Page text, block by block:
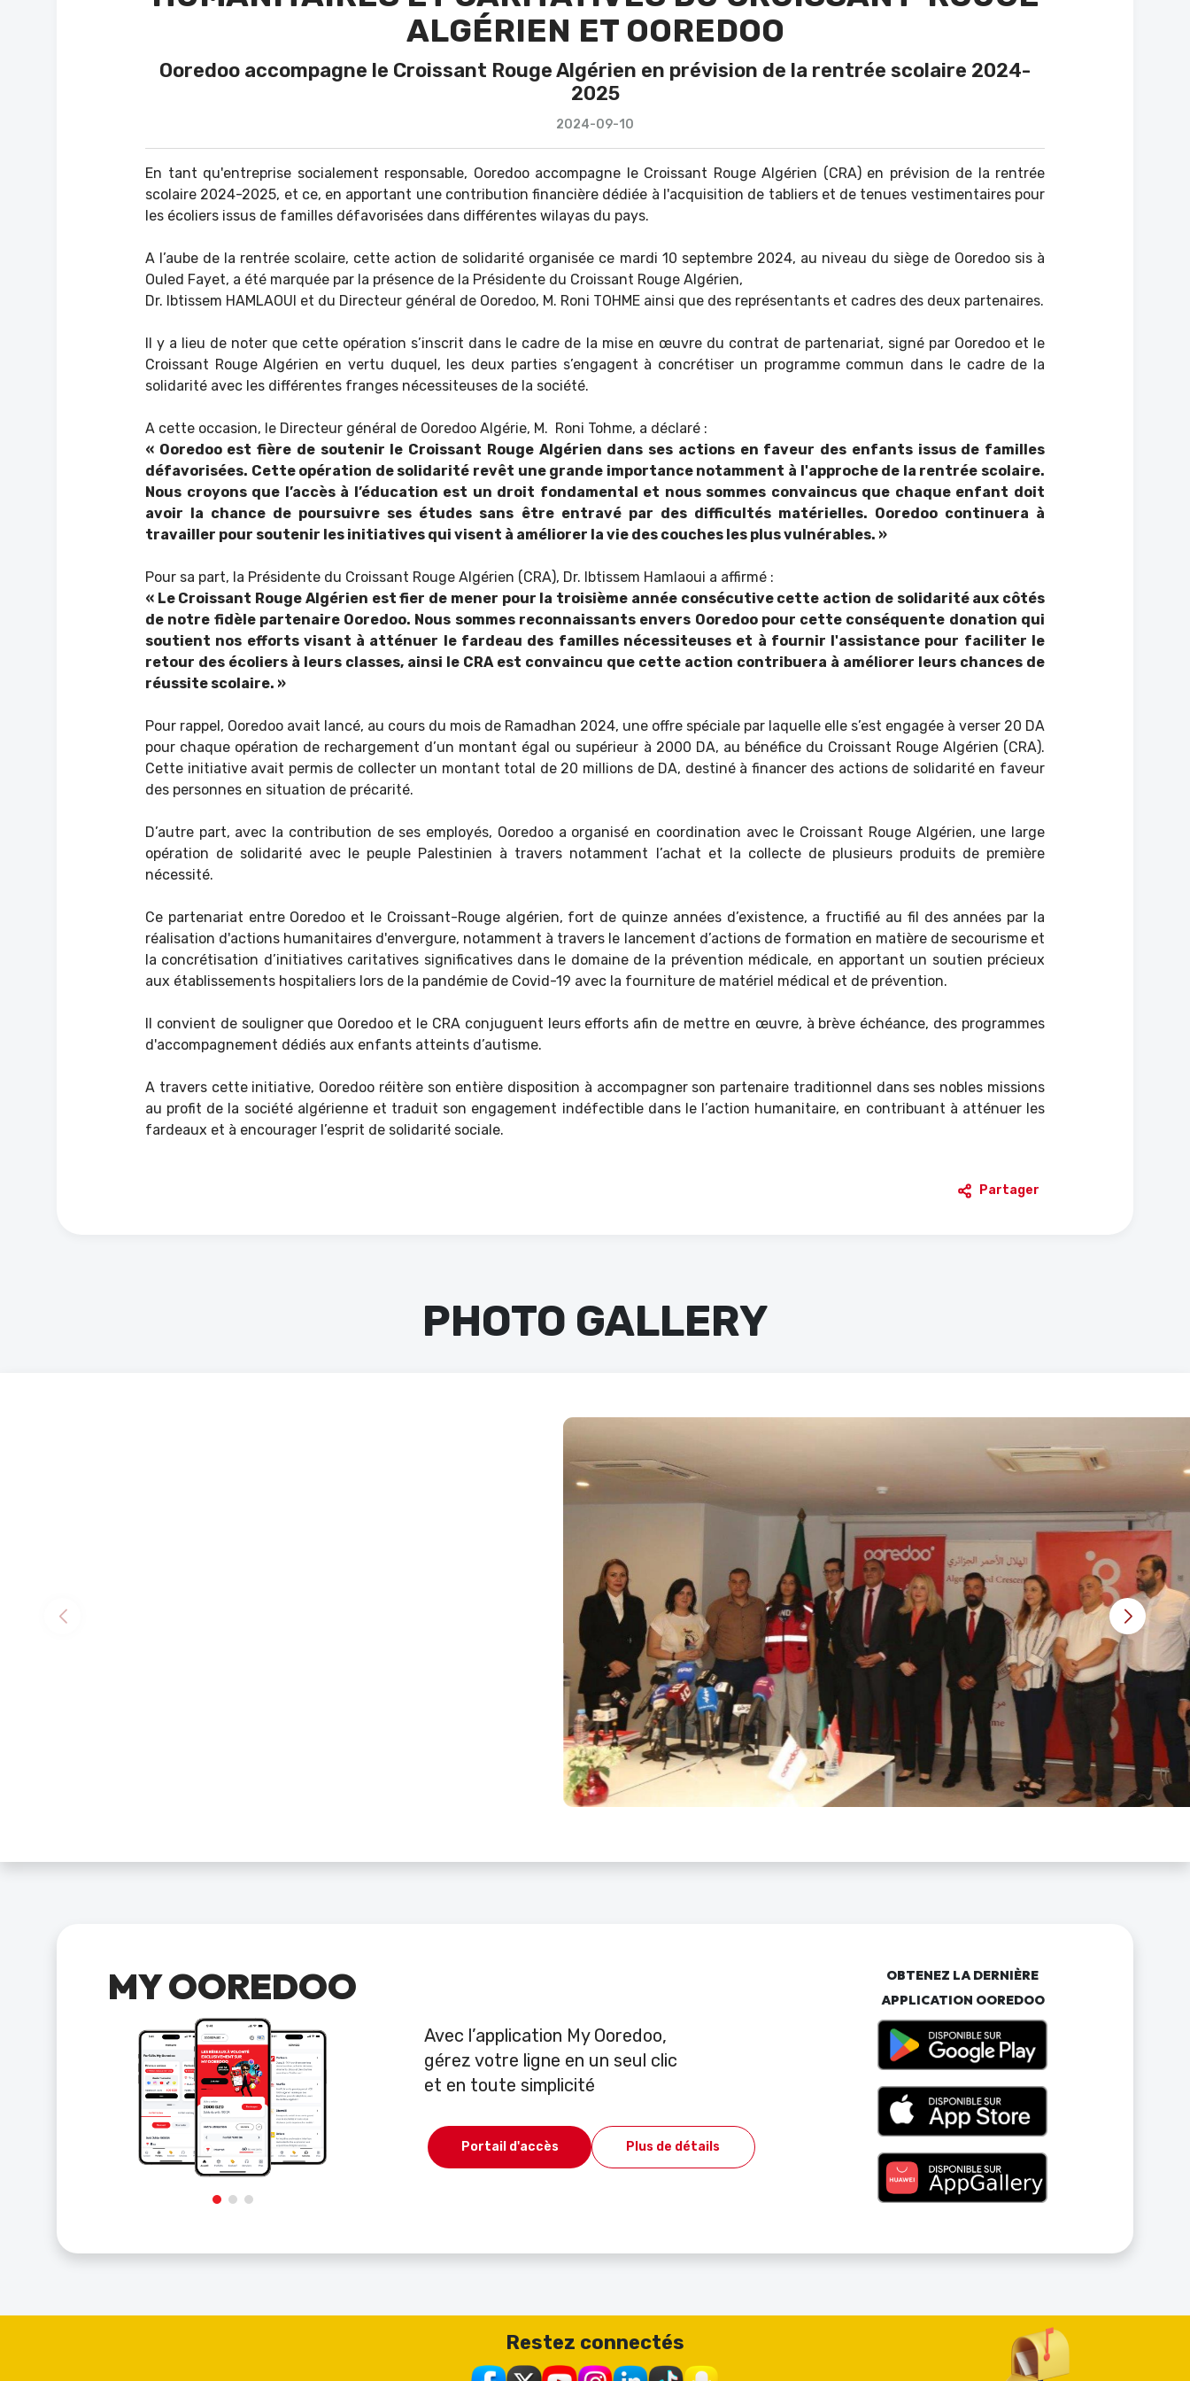
ALGÉRIEN ET OOREDOO
Ooredoo accompagne le Croissant Rouge Algérien en prévision de la rentrée scolaire 2024-
2025
2024-09-10
En tant qu'entreprise socialement responsable, Ooredoo accompagne le Croissant Rouge Algérien (CRA) en prévision de la rentrée
scolaire 2024-2025, et ce, en apportant une contribution financière dédiée à l'acquisition de tabliers et de tenues vestimentaires pour
les écoliers issus de familles défavorisées dans différentes wilayas du pays.
A l’aube de la rentrée scolaire, cette action de solidarité organisée ce mardi 10 septembre 2024, au niveau du siège de Ooredoo sis à
Ouled Fayet, a été marquée par la présence de la Présidente du Croissant Rouge Algérien,
Dr. Ibtissem HAMLAOUI et du Directeur général de Ooredoo, M. Roni TOHME ainsi que des représentants et cadres des deux partenaires.
Il y a lieu de noter que cette opération s’inscrit dans le cadre de la mise en œuvre du contrat de partenariat, signé par Ooredoo et le
Croissant Rouge Algérien en vertu duquel, les deux parties s’engagent à concrétiser un programme commun dans le cadre de la
solidarité avec les différentes franges nécessiteuses de la société.
A cette occasion, le Directeur général de Ooredoo Algérie, M. Roni Tohme, a déclaré :
« Ooredoo est fière de soutenir le Croissant Rouge Algérien dans ses actions en faveur des enfants issus de familles
défavorisées. Cette opération de solidarité revêt une grande importance notamment à l'approche de la rentrée scolaire.
Nous croyons que l’accès à l’éducation est un droit fondamental et nous sommes convaincus que chaque enfant doit
avoir la chance de poursuivre ses études sans être entravé par des difficultés matérielles. Ooredoo continuera à
travailler pour soutenir les initiatives qui visent à améliorer la vie des couches les plus vulnérables. »
Pour sa part, la Présidente du Croissant Rouge Algérien (CRA), Dr. Ibtissem Hamlaoui a affirmé :
« Le Croissant Rouge Algérien est fier de mener pour la troisième année consécutive cette action de solidarité aux côtés
de notre fidèle partenaire Ooredoo. Nous sommes reconnaissants envers Ooredoo pour cette conséquente donation qui
soutient nos efforts visant à atténuer le fardeau des familles nécessiteuses et à fournir l'assistance pour faciliter le
retour des écoliers à leurs classes, ainsi le CRA est convaincu que cette action contribuera à améliorer leurs chances de
réussite scolaire. »
Pour rappel, Ooredoo avait lancé, au cours du mois de Ramadhan 2024, une offre spéciale par laquelle elle s’est engagée à verser 20 DA
pour chaque opération de rechargement d’un montant égal ou supérieur à 2000 DA, au bénéfice du Croissant Rouge Algérien (CRA).
Cette initiative avait permis de collecter un montant total de 20 millions de DA, destiné à financer des actions de solidarité en faveur
des personnes en situation de précarité.
D’autre part, avec la contribution de ses employés, Ooredoo a organisé en coordination avec le Croissant Rouge Algérien, une large
opération de solidarité avec le peuple Palestinien à travers notamment l’achat et la collecte de plusieurs produits de première
nécessité.
Ce partenariat entre Ooredoo et le Croissant-Rouge algérien, fort de quinze années d’existence, a fructifié au fil des années par la
réalisation d'actions humanitaires d'envergure, notamment à travers le lancement d’actions de formation en matière de secourisme et
la concrétisation d’initiatives caritatives significatives dans le domaine de la prévention médicale, en apportant un soutien précieux
aux établissements hospitaliers lors de la pandémie de Covid-19 avec la fourniture de matériel médical et de prévention.
Il convient de souligner que Ooredoo et le CRA conjuguent leurs efforts afin de mettre en œuvre, à brève échéance, des programmes
d'accompagnement dédiés aux enfants atteints d’autisme.
A travers cette initiative, Ooredoo réitère son entière disposition à accompagner son partenaire traditionnel dans ses nobles missions
au profit de la société algérienne et traduit son engagement indéfectible dans le l’action humanitaire, en contribuant à atténuer les
fardeaux et à encourager l’esprit de solidarité sociale.
Partager
PHOTO GALLERY
MY OOREDOO
Avec l’application My Ooredoo,
gérez votre ligne en un seul clic
et en toute simplicité
Portail d'accès Plus de détails
OBTENEZ LA DERNIÈRE
APPLICATION OOREDOO
Restez connectés